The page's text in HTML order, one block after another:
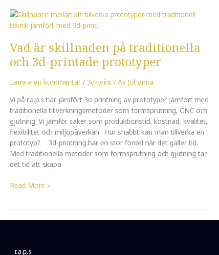
Vad är skillnaden på traditionella
och 3d-printade prototyper
Lämna en kommentar / 3d-print / Av Johanna
Vi på r.a.p.s har jämfört 3d-printning av prototyper jämfört med
traditionella tillverkningsmetoder som formsprutning, CNC och
gjutning. Vi jämför saker som produktionstid, kostnad, kvalitet,
flexibilitet och miljöpåverkan. Hur snabbt kan man tillverka en
prototyp? 3d-printning har en stor fördel när det gäller tid.
Med traditionella metoder som formsprutning och gjutning tar
det tid att skapa
Vad
är
på
traditionella
och
3d-
prototyper
Read More »
r.a.p.s